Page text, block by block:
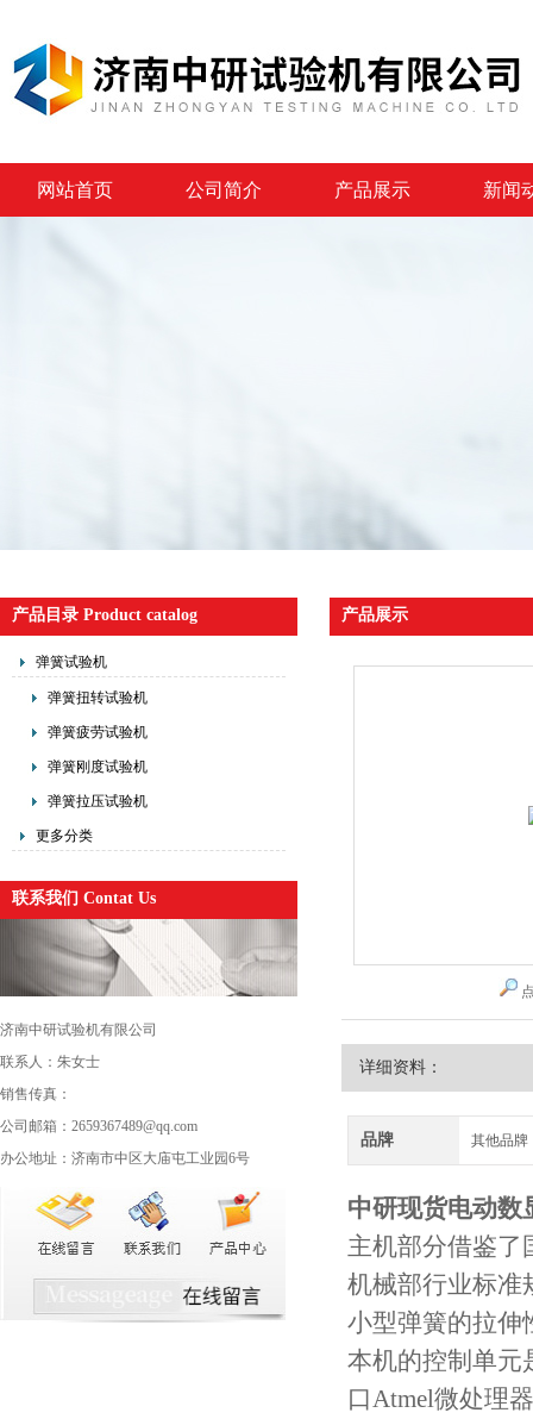
网站首页 公司简介 产品展示 新闻
产品目录 Product catalog
弹簧试验机
弹簧扭转试验机
弹簧疲劳试验机
弹簧刚度试验机
弹簧拉压试验机
更多分类
联系我们 Contat Us
济南中研试验机有限公司
联系人：朱女士
销售传真：
公司邮箱：2659367489@qq.com
办公地址：济南市中区大庙屯工业园6号
产品展示
详细资料：
品牌 其他品牌
中研现货电动数
主机部分借鉴了
机械部行业标准
小型弹簧的拉伸
本机的控制单元
口Atmel微处理